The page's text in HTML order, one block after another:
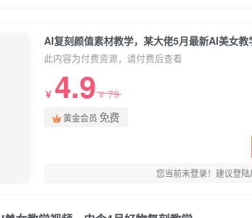
此内容为付费资源，请付费后查看
￥ 4.9￥79
黄金会员 免费
您当前未登录！建议登